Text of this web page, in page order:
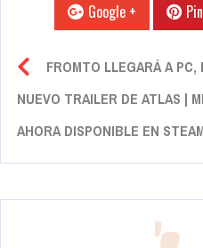
Google +
FROMTO LLEGARÁ A PC,
NUEVO TRAILER DE ATLAS |
AHORA DISPONIBLE EN